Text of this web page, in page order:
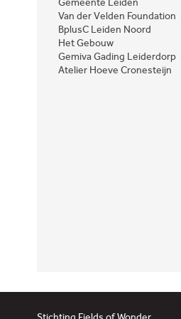
Gemeente Leiden
Van der Velden Foundation
BplusC Leiden Noord
Het Gebouw
Gemiva Gading Leiderdorp
Atelier Hoeve Cronesteijn